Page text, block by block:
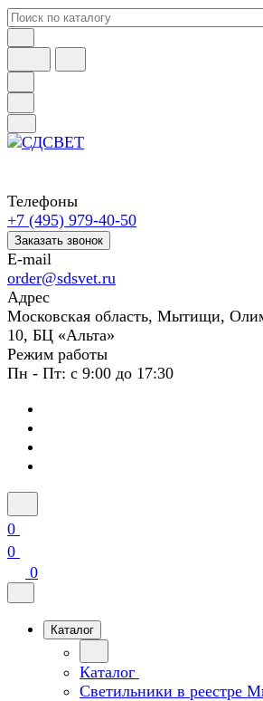
Телефоны
+7 (495) 979-40-50
Заказать звонок
E-mail
order@sdsvet.ru
Адрес
Московская область, Мытищи,
10, БЦ «Альта»
Режим работы
Пн - Пт: с 9:00 до 17:30
0
0
0
Каталог
Каталог
Светильники в реестре